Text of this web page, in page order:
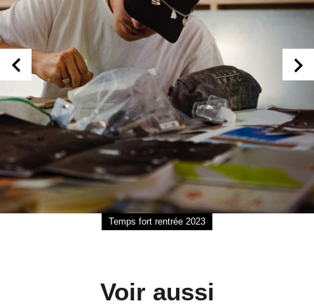
Temps fort rentrée 2023
Voir aussi